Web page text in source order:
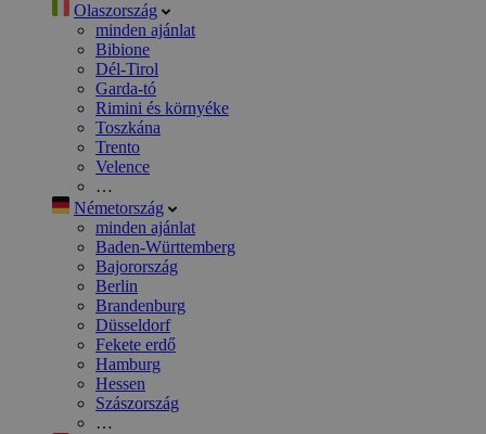
Olaszország
minden ajánlat
Bibione
Dél-Tirol
Garda-tó
Rimini és környéke
Toszkána
Trento
Velence
…
Németország
minden ajánlat
Baden-Württemberg
Bajorország
Berlin
Brandenburg
Düsseldorf
Fekete erdő
Hamburg
Hessen
Szászország
…